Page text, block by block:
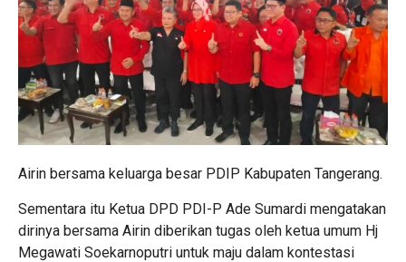
Airin bersama keluarga besar PDIP Kabupaten Tangerang.
Sementara itu Ketua DPD PDI-P Ade Sumardi mengatakan
dirinya bersama Airin diberikan tugas oleh ketua umum Hj
Megawati Soekarnoputri untuk maju dalam kontestasi